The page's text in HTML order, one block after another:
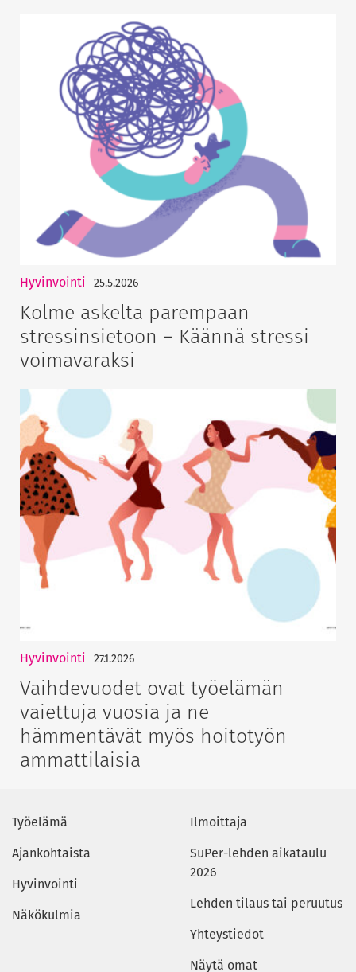
Hyvinvointi 25.5.2026
Kolme askelta parempaan
stressinsietoon – Käännä stressi
voimavaraksi
Hyvinvointi 27.1.2026
Vaihdevuodet ovat työelämän
vaiettuja vuosia ja ne
hämmentävät myös hoitotyön
ammattilaisia
Työelämä
Ajankohtaista
Hyvinvointi
Näkökulmia
Ilmoittaja
SuPer-lehden aikataulu
2026
Lehden tilaus tai peruutus
Yhteystiedot
Näytä omat